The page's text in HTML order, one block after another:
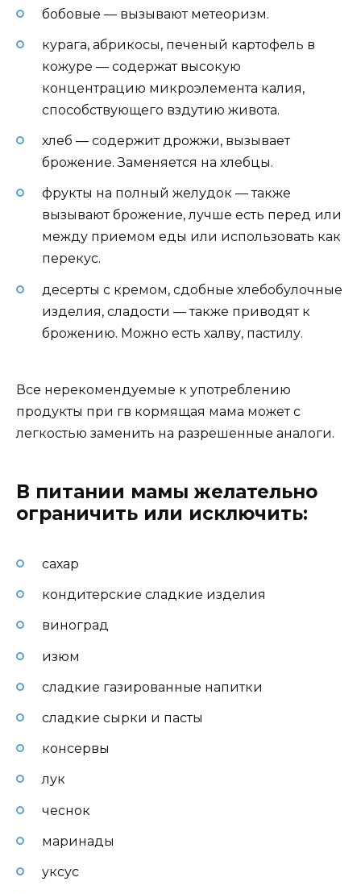
бобовые — вызывают метеоризм.
курага, абрикосы, печеный картофель в
кожуре — содержат высокую
концентрацию микроэлемента калия,
способствующего вздутию живота.
хлеб — содержит дрожжи, вызывает
брожение. Заменяется на хлебцы.
фрукты на полный желудок — также
вызывают брожение, лучше есть перед или
между приемом еды или использовать как
перекус.
десерты с кремом, сдобные хлебобулочные
изделия, сладости — также приводят к
брожению. Можно есть халву, пастилу.
Все нерекомендуемые к употреблению
продукты при гв кормящая мама может с
легкостью заменить на разрешенные аналоги.
В питании мамы желательно
ограничить или исключить:
сахар
кондитерские сладкие изделия
виноград
изюм
сладкие газированные напитки
сладкие сырки и пасты
консервы
лук
чеснок
маринады
уксус